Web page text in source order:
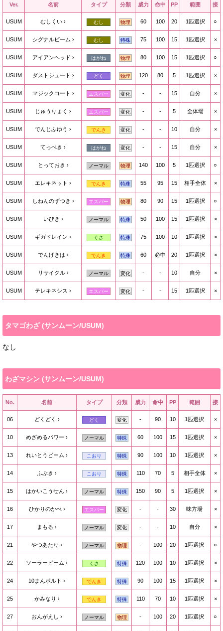
Ver. 名前 タイプ 分類 威力 命中 PP 範囲 接
USUM むしくい むし 物理 60 100 20 1匹選択 ○
USUM シグナルビーム むし 特殊 75 100 15 1匹選択 ×
USUM アイアンヘッド はがね 物理 80 100 15 1匹選択 ○
USUM ダストシュート どく 物理 120 80 5 1匹選択 ×
USUM マジックコート エスパー 変化 - - 15 自分 ×
USUM じゅうりょく エスパー 変化 - - 5 全体場 ×
USUM でんじふゆう でんき 変化 - - 10 自分 ×
USUM てっぺき はがね 変化 - - 15 自分 ×
USUM とっておき ノーマル 物理 140 100 5 1匹選択 ○
USUM エレキネット でんき 特殊 55 95 15 相手全体 ×
USUM しねんのずつき エスパー 物理 80 90 15 1匹選択 ○
USUM いびき ノーマル 特殊 50 100 15 1匹選択 ×
USUM ギガドレイン くさ 特殊 75 100 10 1匹選択 ×
USUM でんげきは でんき 特殊 60 必中 20 1匹選択 ×
USUM リサイクル ノーマル 変化 - - 10 自分 ×
USUM テレキネシス エスパー 変化 - - 15 1匹選択 ×
タマゴわざ (サンムーン/USUM)
なし
わざマシン (サンムーン/USUM)
No. 名前 タイプ 分類 威力 命中 PP 範囲 接
06 どくどく どく 変化 - 90 10 1匹選択 ×
10 めざめるパワー ノーマル 特殊 60 100 15 1匹選択 ×
13 れいとうビーム こおり 特殊 90 100 10 1匹選択 ×
14 ふぶき こおり 特殊 110 70 5 相手全体 ×
15 はかいこうせん ノーマル 特殊 150 90 5 1匹選択 ×
16 ひかりのかべ エスパー 変化 - - 30 味方場 ×
17 まもる ノーマル 変化 - - 10 自分 ×
21 やつあたり ノーマル 物理 - 100 20 1匹選択 ○
22 ソーラービーム くさ 特殊 120 100 10 1匹選択 ×
24 10まんボルト でんき 特殊 90 100 15 1匹選択 ×
25 かみなり でんき 特殊 110 70 10 1匹選択 ×
27 おんがえし ノーマル 物理 - 100 20 1匹選択 ○